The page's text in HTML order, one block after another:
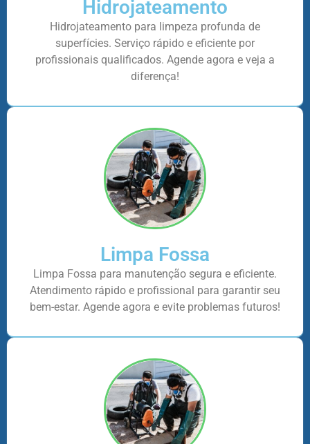
Hidrojateamento
Hidrojateamento para limpeza profunda de
superfícies. Serviço rápido e eficiente por
profissionais qualificados. Agende agora e veja a
diferença!
Limpa Fossa
Limpa Fossa para manutenção segura e eficiente.
Atendimento rápido e profissional para garantir seu
bem-estar. Agende agora e evite problemas futuros!